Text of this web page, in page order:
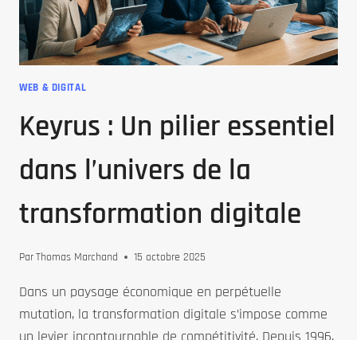
WEB & DIGITAL
Keyrus : Un pilier essentiel
dans l’univers de la
transformation digitale
ParThomas Marchand 15 octobre 2025
Dans un paysage économique en perpétuelle
mutation, la transformation digitale s’impose comme
un levier incontournable de compétitivité. Depuis 1996,